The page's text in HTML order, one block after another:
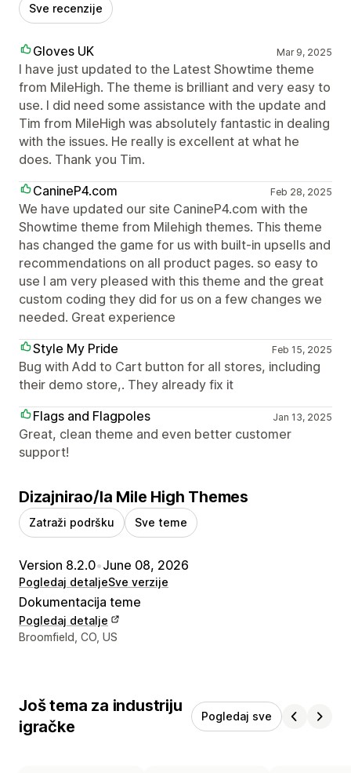
Sve recenzije
Gloves UK Mar 9, 2025
I have just updated to the Latest Showtime theme
from MileHigh. The theme is brilliant and very easy to
use. I did need some assistance with the update and
Tim from MileHigh was absolutely fantastic in dealing
with the issues. He really is excellent at what he
does. Thank you Tim.
CanineP4.com
Feb 28, 2025
We have updated our site CanineP4.com with the
Showtime theme from Milehigh themes. This theme
has changed the game for us with built-in upsells and
recommendations on all product pages. so easy to
use I am very pleased with this theme and the great
custom coding they did for us on a few changes we
needed. Great experience
Style My Pride
Feb 15, 2025
Bug with Add to Cart button for all stores, including
their demo store,. They already fix it
Flags and Flagpoles
Jan 13, 2025
Great, clean theme and even better customer
support!
Dizajnirao/la Mile High Themes
Zatraži podršku Sve teme
Version 8.2.0•June 08, 2026
Pogledaj detaljeSve verzije
Dokumentacija teme
Pogledaj detalje
Podaci za kontakt dizajnera
Broomfield, CO, US
Još tema za industriju
igračke
Pogledaj sve